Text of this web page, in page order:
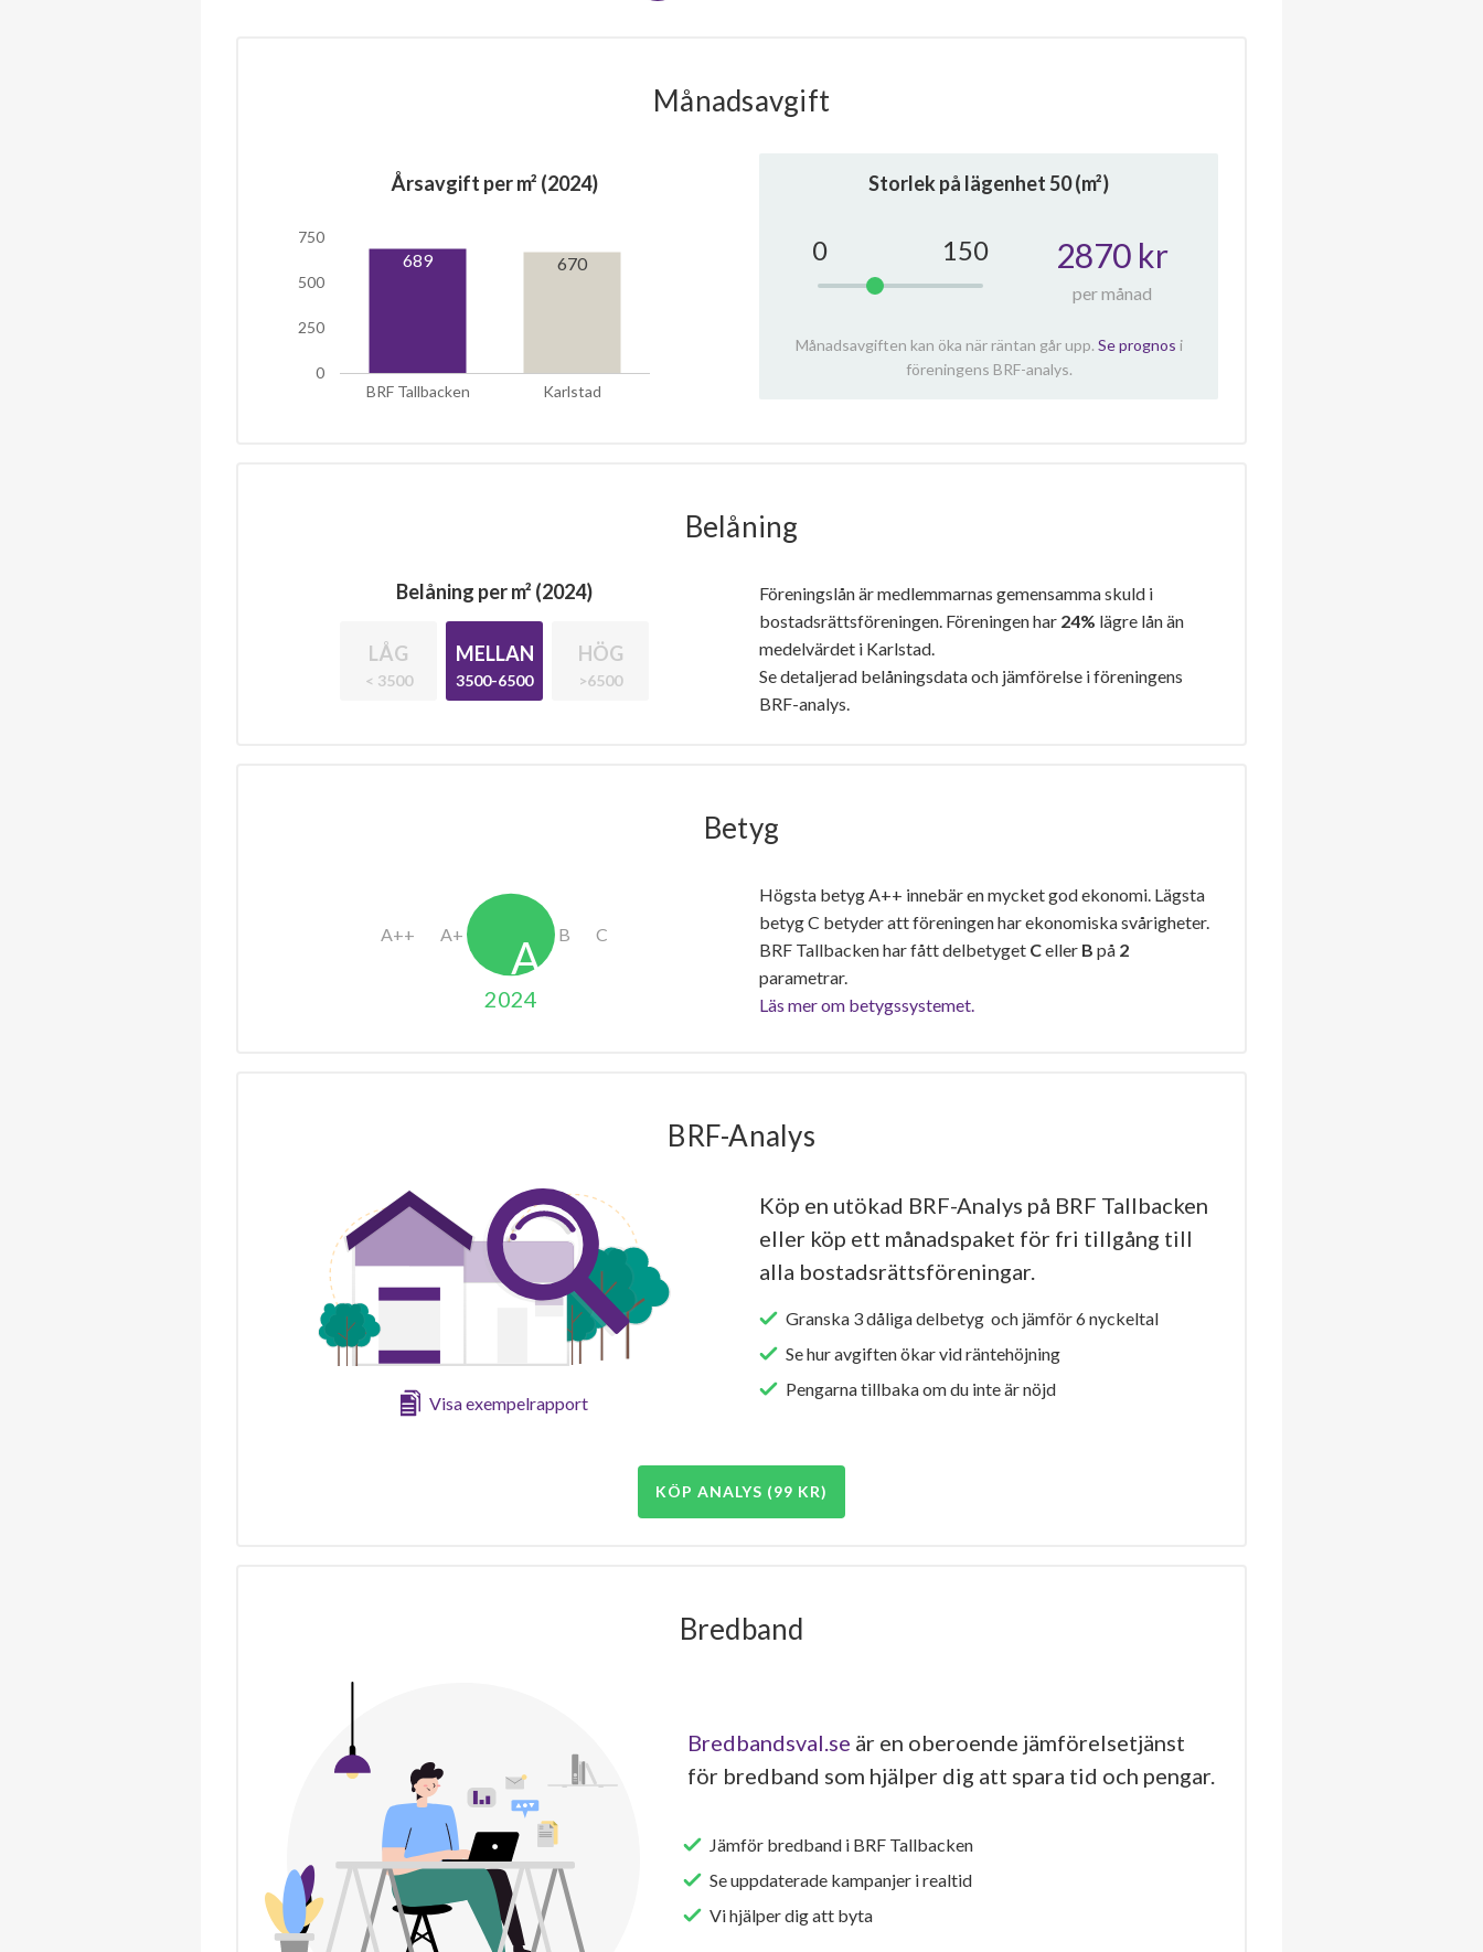
Månadsavgift
Årsavgift per m² (2024)
BRF Tallbacken Karlstad
0
250
500
750
689 670
Storlek på lägenhet50(m²)
0 150 2870 kr
per månad
Månadsavgiften kan öka när räntan går upp. Se prognos i
föreningens BRF-analys.
Belåning
Belåning per m² (2024)
LÅG
< 3500
MELLAN
3500-6500
HÖG
>6500
Föreningslån är medlemmarnas gemensamma skuld i
bostadsrättsföreningen. Föreningen har 24% lägre lån än
medelvärdet i Karlstad.
Se detaljerad belåningsdata och jämförelse i föreningens
BRF-analys.
Betyg
2024
Högsta betyg A++ innebär en mycket god ekonomi. Lägsta
betyg C betyder att föreningen har ekonomiska svårigheter.
BRF Tallbacken har fått delbetyget Celler B på 2
parametrar.
Läs mer om betygssystemet.
BRF-Analys
Visa exempelrapport
Köp en utökad BRF-Analys på BRF Tallbacken
eller köp ett månadspaket för fri tillgång till
alla bostadsrättsföreningar.
Granska 3 dåliga delbetyg och jämför 6 nyckeltal
Se hur avgiften ökar vid räntehöjning
Pengarna tillbaka om du inte är nöjd
KÖP ANALYS (99 KR)
Bredband
Bredbandsval.se är en oberoende jämförelsetjänst
för bredband som hjälper dig att spara tid och pengar.
Jämför bredband i BRF Tallbacken
Se uppdaterade kampanjer i realtid
Vi hjälper dig att byta